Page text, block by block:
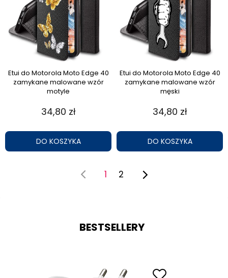
Etui do Motorola Moto Edge 40
zamykane malowane wzór
motyle
34,80 zł
DO KOSZYKA
Etui do Motorola Moto Edge 40
zamykane malowane wzór
męski
34,80 zł
DO KOSZYKA
1 2
BESTSELLERY